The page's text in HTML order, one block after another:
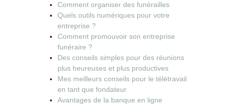
Comment organiser des funérailles
Quels outils numériques pour votre
entreprise ?
Comment promouvoir son entreprise
funéraire ?
Des conseils simples pour des réunions
plus heureuses et plus productives
Mes meilleurs conseils pour le télétravail
en tant que fondateur
Avantages de la banque en ligne